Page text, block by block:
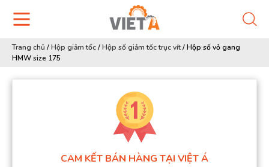
Trang chủ /Hộp giảm tốc/Hộp số giảm tốc trục vít/Hộp số vỏ gang
HMW size 175
CAM KẾT BÁN HÀNG TẠI VIỆT Á